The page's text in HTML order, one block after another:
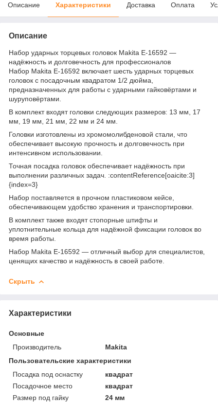
Описание Характеристики Доставка Оплата
Описание
Набор ударных торцевых головок Makita E-16592 —
надёжность и долговечность для профессионалов
Набор Makita E-16592 включает шесть ударных торцевых
головок с посадочным квадратом 1/2 дюйма,
предназначенных для работы с ударными гайковёртами и
шуруповёртами.
В комплект входят головки следующих размеров: 13 мм, 17
мм, 19 мм, 21 мм, 22 мм и 24 мм.
Головки изготовлены из хромомолибденовой стали, что
обеспечивает высокую прочность и долговечность при
интенсивном использовании.
Точная посадка головок обеспечивает надёжность при
выполнении различных задач. :contentReference[oaicite:3]
{index=3}
Набор поставляется в прочном пластиковом кейсе,
обеспечивающем удобство хранения и транспортировки.
В комплект также входят стопорные штифты и
уплотнительные кольца для надёжной фиксации головок во
время работы.
Набор Makita E-16592 — отличный выбор для специалистов,
ценящих качество и надёжность в своей работе.
Скрыть
Характеристики
Основные
Производитель
Makita
Пользовательские характеристики
Посадка под оснастку
квадрат
Посадочное место
квадрат
Размер под гайку
24 мм